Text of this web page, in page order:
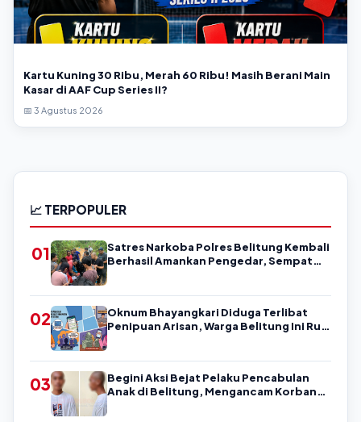
Kartu Kuning 30 Ribu, Merah 60 Ribu! Masih Berani Main
Kasar di AAF Cup Series II?
📅 3 Agustus 2026
📈 TERPOPULER
01
Satres Narkoba Polres Belitung Kembali
Berhasil Amankan Pengedar, Sempat
02
Oknum Bhayangkari Diduga Terlibat
Penipuan Arisan, Warga Belitung Ini Rugi
03
Begini Aksi Bejat Pelaku Pencabulan
Anak di Belitung, Mengancam Korban